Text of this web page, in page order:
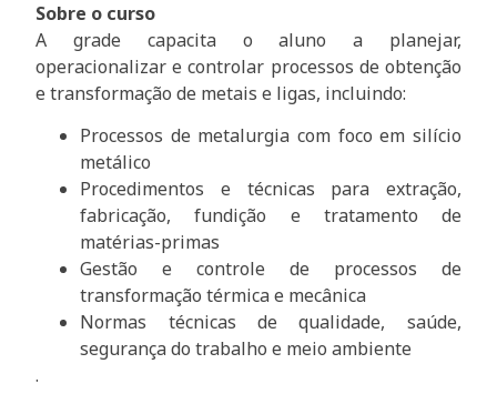
Sobre o curso
A grade capacita o aluno a planejar,
operacionalizar e controlar processos de obtenção
e transformação de metais e ligas, incluindo:
Processos de metalurgia com foco em silício
metálico
Procedimentos e técnicas para extração,
fabricação, fundição e tratamento de
matérias-primas
Gestão e controle de processos de
transformação térmica e mecânica
Normas técnicas de qualidade, saúde,
segurança do trabalho e meio ambiente
.